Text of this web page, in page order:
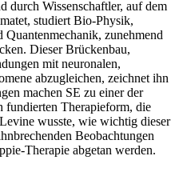
durch Wissenschaftler, auf dem
studiert Bio-Physik,
zunehmend
Dieser Brückenbau,
mit neuronalen,
abzugleichen, zeichnet ihn
machen SE zu einer der
fundierten Therapieform, die
wusste, wie wichtig dieser
Beobachtungen
Therapie abgetan werden.